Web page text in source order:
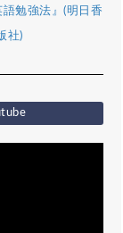
語勉強法』(明日香
社)